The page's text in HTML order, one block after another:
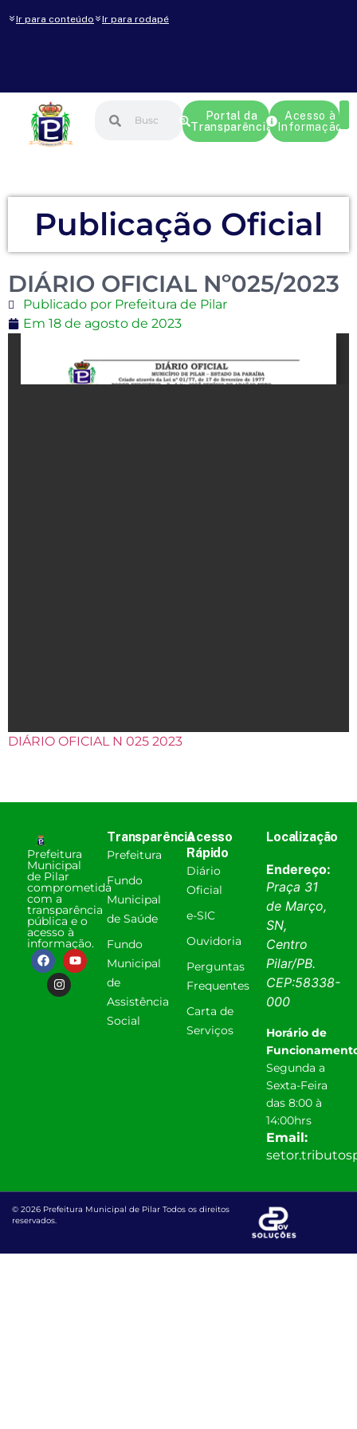
Ir para conteúdo Ir para rodapé
Portal da
Transparência
Acesso à
Informação
Publicação Oficial
DIÁRIO OFICIAL Nº025/2023
Publicado por Prefeitura de Pilar
Em 18 de agosto de 2023
DIÁRIO OFICIAL N 025 2023
Prefeitura
Municipal
de Pilar
comprometida
com a
transparência
pública e o
acesso à
informação.
Transparência
Prefeitura
Fundo
Municipal
de Saúde
Fundo
Municipal
de
Assistência
Social
Acesso
Rápido
Diário
Oficial
e-SIC
Ouvidoria
Perguntas
Frequentes
Carta de
Serviços
Localização
Endereço:
Praça 31
de Março,
SN,
Centro
Pilar/PB.
CEP:58338-
000
Horário de
Segunda a
Sexta-Feira
das 8:00 à
14:00hrs
Email:
© 2026 Prefeitura Municipal de Pilar Todos os direitos
reservados.